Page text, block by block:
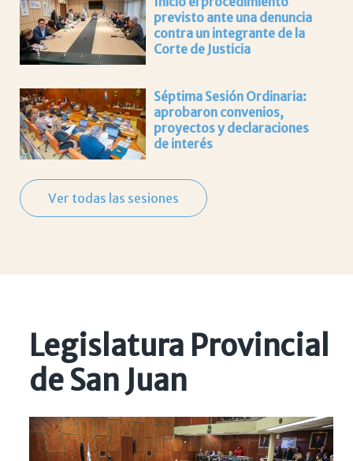
previsto ante una denuncia
contra un integrante de la
Corte de Justicia
Séptima Sesión Ordinaria:
aprobaron convenios,
proyectos y declaraciones
de interés
Ver todas las sesiones
Legislatura Provincial
de San Juan